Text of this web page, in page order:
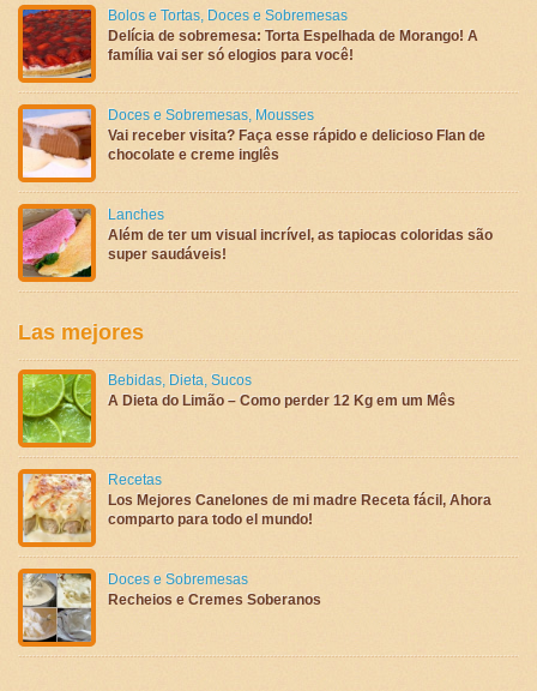
Bolos e Tortas, Doces e Sobremesas
Delícia de sobremesa: Torta Espelhada de Morango! A
família vai ser só elogios para você!
Doces e Sobremesas, Mousses
Vai receber visita? Faça esse rápido e delicioso Flan de
chocolate e creme inglês
Lanches
Além de ter um visual incrível, as tapiocas coloridas são
super saudáveis!
Las mejores
Bebidas, Dieta, Sucos
A Dieta do Limão – Como perder 12 Kg em um Mês
Recetas
Los Mejores Canelones de mi madre Receta fácil, Ahora
comparto para todo el mundo!
Doces e Sobremesas
Recheios e Cremes Soberanos